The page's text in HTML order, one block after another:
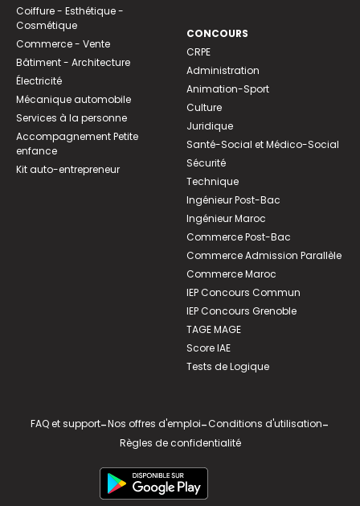
Coiffure - Esthétique -
Cosmétique
Commerce - Vente
Bâtiment - Architecture
Électricité
Mécanique automobile
Services à la personne
Accompagnement Petite
enfance
Kit auto-entrepreneur
CONCOURS
CRPE
Administration
Animation-Sport
Culture
Juridique
Santé-Social et Médico-Social
Sécurité
Technique
Ingénieur Post-Bac
Ingénieur Maroc
Commerce Post-Bac
Commerce Admission Parallèle
Commerce Maroc
IEP Concours Commun
IEP Concours Grenoble
TAGE MAGE
Score IAE
Tests de Logique
FAQ et support-Nos offres d'emploi-Conditions d'utilisation-
Règles de confidentialité